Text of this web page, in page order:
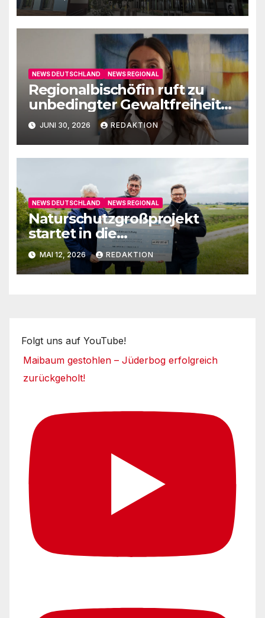
NEWS DEUTSCHLAND NEWS REGIONAL
Regionalbischöfin ruft zu
unbedingter Gewaltfreiheit
aufJUNI 30, 2026 REDAKTION
NEWS DEUTSCHLAND NEWS REGIONAL
Naturschutzgroßprojekt
startet in die
Umsetzungsphase
MAI 12, 2026 REDAKTION
Folgt uns auf YouTube!
Maibaum gestohlen – Jüderbog erfolgreich
zurückgeholt!